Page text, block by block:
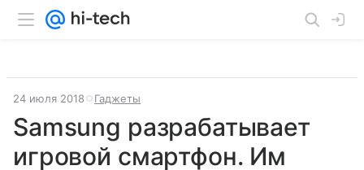
24 июля 2018 Гаджеты
Samsung разрабатывает
игровой смартфон. Им